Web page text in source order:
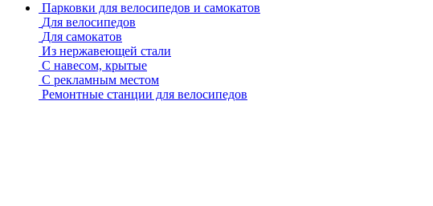
Парковки для велосипедов и самокатов
Для велосипедов
Для самокатов
Из нержавеющей стали
С навесом, крытые
С рекламным местом
Ремонтные станции для велосипедов